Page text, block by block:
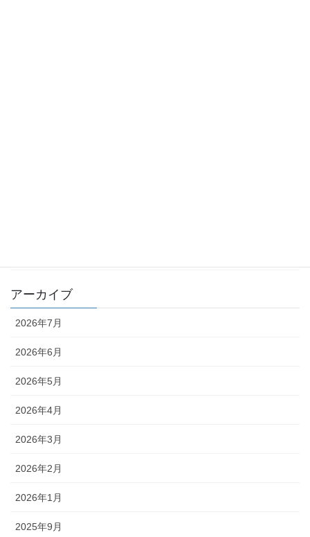
アーカイブ
2026年7月
2026年6月
2026年5月
2026年4月
2026年3月
2026年2月
2026年1月
2025年9月